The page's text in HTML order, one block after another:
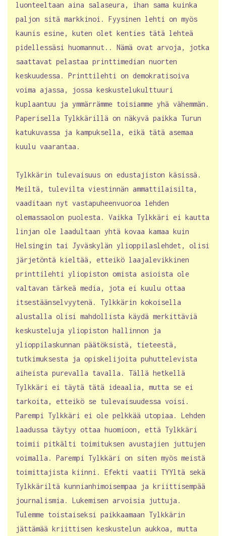
luonteeltaan aina salaseura, ihan sama kuinka
paljon sitä markkinoi. Fyysinen lehti on myös
kaunis esine, kuten olet kenties tätä lehteä
pidellessäsi huomannut.. Nämä ovat arvoja, jotka
saattavat pelastaa printtimedian nuorten
keskuudessa. Printtilehti on demokratisoiva
voima ajassa, jossa keskustelukulttuuri
kuplaantuu ja ymmärrämme toisiamme yhä vähemmän.
Paperisella Tylkkärillä on näkyvä paikka Turun
katukuvassa ja kampuksella, eikä tätä asemaa
kuulu vaarantaa.
Tylkkärin tulevaisuus on edustajiston käsissä.
Meiltä, tulevilta viestinnän ammattilaisilta,
vaaditaan nyt vastapuheenvuoroa lehden
olemassaolon puolesta. Vaikka Tylkkäri ei kautta
linjan ole laadultaan yhtä kovaa kamaa kuin
Helsingin tai Jyväskylän ylioppilaslehdet, olisi
järjetöntä kieltää, etteikö laajalevikkinen
printtilehti yliopiston omista asioista ole
valtavan tärkeä media, jota ei kuulu ottaa
itsestäänselvyytenä. Tylkkärin kokoisella
alustalla olisi mahdollista käydä merkittäviä
keskusteluja yliopiston hallinnon ja
ylioppilaskunnan päätöksistä, tieteestä,
tutkimuksesta ja opiskelijoita puhuttelevista
aiheista purevalla tavalla. Tällä hetkellä
Tylkkäri ei täytä tätä ideaalia, mutta se ei
tarkoita, etteikö se tulevaisuudessa voisi.
Parempi Tylkkäri ei ole pelkkää utopiaa. Lehden
laadussa täytyy ottaa huomioon, että Tylkkäri
toimii pitkälti toimituksen avustajien juttujen
voimalla. Parempi Tylkkäri on siten myös meistä
toimittajista kiinni. Efekti vaatii TYYltä sekä
Tylkkäriltä kunnianhimoisempaa ja kriittisempää
journalismia. Lukemisen arvoisia juttuja.
Tulemme toistaiseksi paikkaamaan Tylkkärin
jättämää kriittisen keskustelun aukkoa, mutta